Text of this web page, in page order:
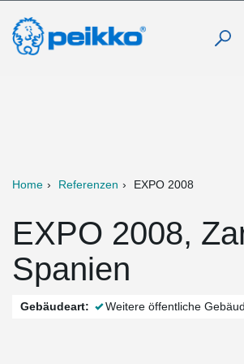
Home Referenzen EXPO 2008
EXPO 2008,
Spanien
Gebäudeart: Weitere öffentliche